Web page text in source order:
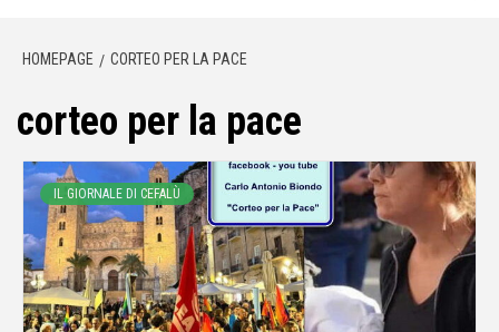
HOMEPAGE CORTEO PER LA PACE
corteo per la pace
IL GIORNALE DI CEFALÙ